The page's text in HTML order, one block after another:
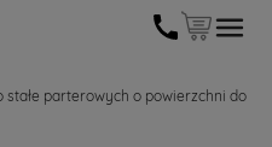
stałe parterowych o powierzchni do